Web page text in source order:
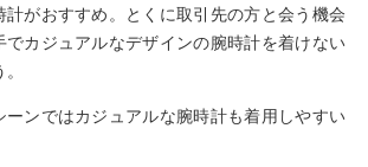
計がおすすめ。とくに取引先の方と会う機会
でカジュアルなデザインの腕時計を着けない
ーンではカジュアルな腕時計も着用しやすい